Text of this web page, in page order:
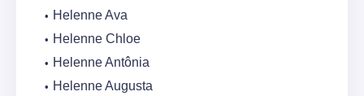
Helenne Ava
Helenne Chloe
Helenne Antônia
Helenne Augusta